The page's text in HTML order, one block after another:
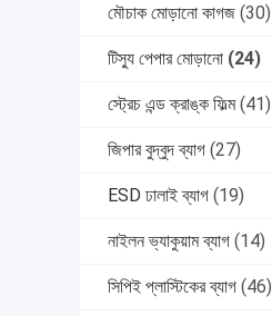
মৌচাক মোড়ানো কাগজ (30)
টিস্যু পেপার মোড়ানো (24)
স্ট্রেচ এন্ড ক্রাঙ্ক ফিল্ম (41)
জিপার বুদ্বুদ ব্যাগ (27)
ESD ঢালাই ব্যাগ (19)
নাইলন ভ্যাকুয়াম ব্যাগ (14)
সিপিই প্লাস্টিকের ব্যাগ (46)